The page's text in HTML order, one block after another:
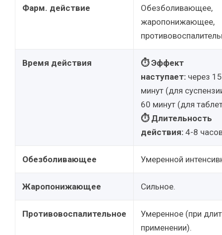
Фарм. действие
Обезболивающее,
жаропонижающее,
Время действия
⏱ Эффект
наступает: через
минут (для
60 минут (для
⏱ Длительность
действия: 4-8
Обезболивающее Умеренной
Жаропонижающее Сильное.
Противовоспалительное
Умеренное (при
применении).